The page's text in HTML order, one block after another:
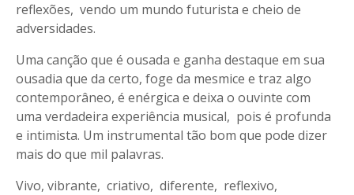
reflexões, vendo um mundo futurista e cheio de
adversidades.
Uma canção que é ousada e ganha destaque em sua
ousadia que da certo, foge da mesmice e traz algo
contemporâneo, é enérgica e deixa o ouvinte com
uma verdadeira experiência musical, pois é profunda
e intimista. Um instrumental tão bom que pode dizer
mais do que mil palavras.
Vivo, vibrante, criativo, diferente, reflexivo,